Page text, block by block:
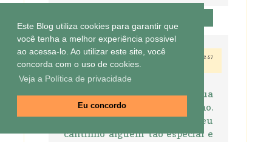
Este Blog utiliza cookies para garantir que
você tenha a melhor experiência possivel
ao acessa-lo. Ao utilizar este site, você
concorda com o uso de cookies.
Veja a Política de privacidade
Eu concordo
Ogmar Costa 26 de janeiro de 2013 às 22:57
Olá Pepa!!! Vim agradecer sua
linda visita lá no meu bolguinho.
Fico feliz por ter em meu
cantinho alguém tão especial e